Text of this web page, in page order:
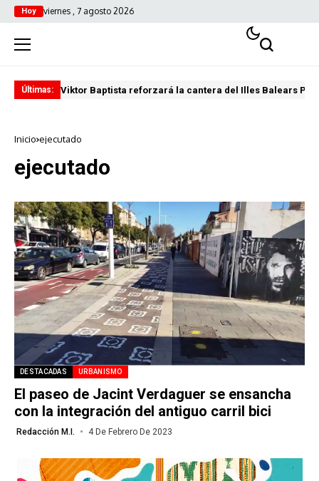
Hoy viernes , 7 agosto 2026
Últimas: Viktor Baptista reforzará la cantera del Illes Balears
Inicio ejecutado
ejecutado
DESTACADAS URBANISMO
El paseo de Jacint Verdaguer se ensancha
con la integración del antiguo carril bici
Redacción M.I. 4 De Febrero De 2023